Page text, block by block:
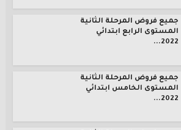
جميع فروض المرحلة الثانية
المستوى الرابع ابتدائي
2022...
جميع فروض المرحلة الثانية
المستوى الخامس ابتدائي
2022...